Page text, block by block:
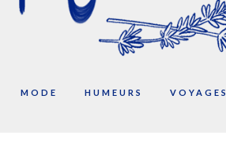
MODE HUMEURS VOYAGES